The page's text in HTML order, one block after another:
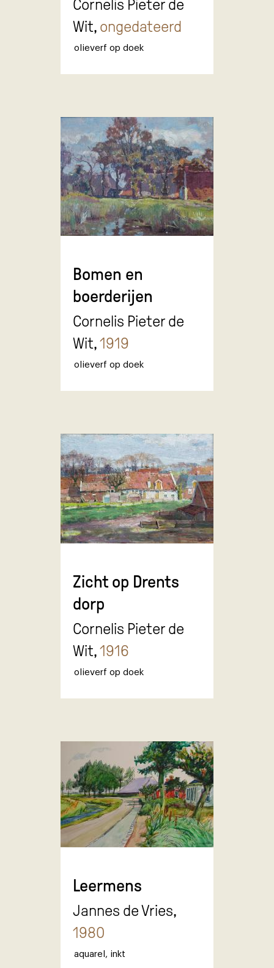
Cornelis Pieter de
Wit, ongedateerd
olieverf op doek
Bomen en
boerderijen
Cornelis Pieter de
Wit,1919
olieverf op doek
Zicht op Drents
dorp
Cornelis Pieter de
Wit,1916
olieverf op doek
Leermens
Jannes de Vries,
1980
aquarel , inkt